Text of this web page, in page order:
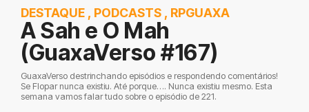
DESTAQUE , PODCASTS , RPGUAXA
A Sah e O Mah
(GuaxaVerso #167)
GuaxaVerso destrinchando episódios e respondendo comentários!
Se Flopar nunca existiu. Até porque…. Nunca existiu mesmo. Esta
semana vamos falar tudo sobre o episódio de 221.